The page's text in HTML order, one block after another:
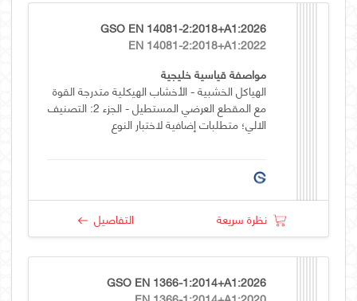
GSO EN 14081-2:2018+A1:2026
EN 14081-2:2018+A1:2022
مواصفة قياسية خليجية
الهياكل الخشبية - الأخشاب الهيكلية متدرجة القوة
مع المقطع العرضي المستطيل - الجزء 2: التصنيف
الالي؛ متطلبات إضافية لاختبار النوع
نظرة سريعة التفاصيل
GSO EN 1366-1:2014+A1:2026